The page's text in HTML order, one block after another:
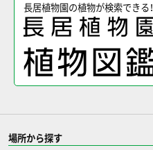
長居植物園の植物が検索できる！
場所から探す